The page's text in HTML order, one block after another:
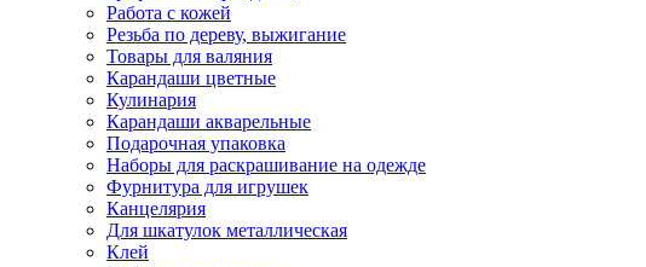
Работа с кожей
Резьба по дереву, выжигание
Товары для валяния
Карандаши цветные
Кулинария
Карандаши акварельные
Подарочная упаковка
Наборы для раскрашивание на одежде
Фурнитура для игрушек
Канцелярия
Для шкатулок металлическая
Клей